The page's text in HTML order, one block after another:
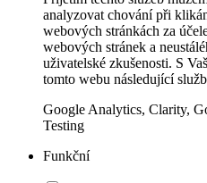
analyzovat chování při
webových stránkách za
webových stránek a
uživatelské zkušenosti. S
tomto webu následující
Google Analytics, Clarity,
Testing
Funkční